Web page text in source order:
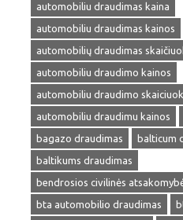
automobiliu draudimas kaina
automobiliu draudimas kainos
automobilių draudimas
automobiliu draudimo kainos
automobiliu draudimo
automobiliu draudimu kainos
bagazo draudimas
balticum
baltikums draudimas
bendrosios civilinės
bta automobilio draudimas